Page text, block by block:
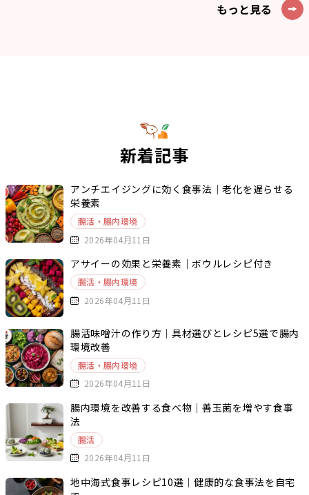
もっと見る
新着記事
アンチエイジングに効く食事法｜老化を遅らせる
栄養素
腸活・腸内環境
2026年04月11日
アサイーの効果と栄養素｜ボウルレシピ付き
腸活・腸内環境
2026年04月11日
腸活味噌汁の作り方｜具材選びとレシピ5選で腸内
環境改善
腸活・腸内環境
2026年04月11日
腸内環境を改善する食べ物｜善玉菌を増やす食事
法
腸活
2026年04月11日
地中海式食事レシピ10選｜健康的な食事法を自宅